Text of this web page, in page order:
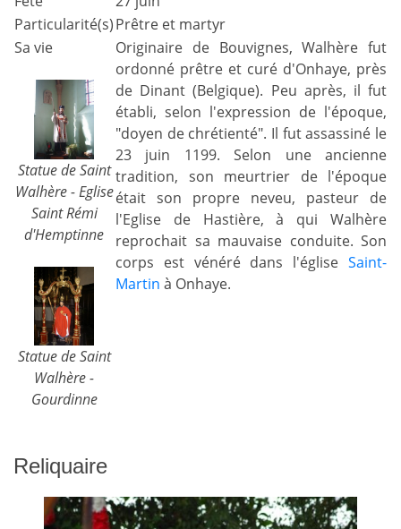
Particularité(s)Prêtre et martyr
Sa vie
Statue de Saint
Walhère - Eglise
Saint Rémi
d'Hemptinne
Statue de Saint
Walhère -
Gourdinne
Originaire de Bouvignes, Walhère fut
ordonné prêtre et curé d'Onhaye, près
de Dinant (Belgique). Peu après, il fut
établi, selon l'expression de l'époque,
"doyen de chrétienté". Il fut assassiné le
23 juin 1199. Selon une ancienne
tradition, son meurtrier de l'époque
était son propre neveu, pasteur de
l'Eglise de Hastière, à qui Walhère
reprochait sa mauvaise conduite. Son
corps est vénéré dans l'église Saint-
Martin à Onhaye.
Reliquaire